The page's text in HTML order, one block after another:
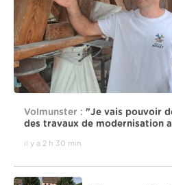
Volmunster : "Je vais pouvoir
des travaux de modernisation
il y a 2 h 30 min